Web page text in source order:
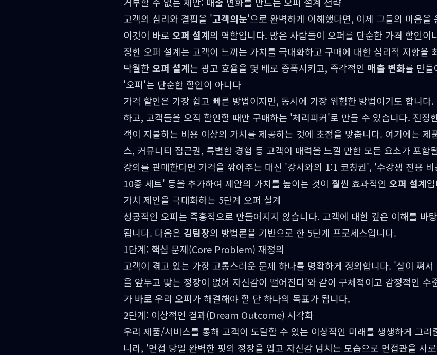
고객의 심리와 결핍을 '고객의눈'으로 완벽하게 이해했다면, 이제 그들의 마음을
이것이 바로 오퍼 설계의 역할입니다. 많은 사람들이 오퍼를 단순한 가격 할인
정한 오퍼 설계는 고객이 느끼는 가치를 극대화하고 구매에 대한 심리적 저항을
탁월한 오퍼 설계는 광고 효율을 몇 배로 증폭시키고, 즉각적인 매출 변화를 만
'오퍼'는 단순한 할인이 아니다
가격 할인은 가장 쉽고 빠른 방법이지만, 동시에 가장 위험한 방법이기도 합니다
하고, 고객들을 오직 할인할 때만 구매하는 '체리피커'로 만들 수 있습니다. 진정
객이 지불하는 비용 이상의 가치를 제공하는 것에 초점을 맞춥니다. 여기에는 제
스, 커뮤니티 접근권, 특별한 경험 등 고객이 매력을 느낄 만한 모든 요소가 포함
강의를 판매한다면 가격을 깎아주는 대신 '강사와의 1:1 코칭권', '수강생 전용
10종 세트' 등을 추가하여 제안의 가치를 높이는 것이 훨씬 효과적인 오퍼 설계
가치 제안을 극대화하는 5단계 오퍼 설계
성공적인 오퍼는 즉흥적으로 만들어지지 않습니다. 고객에 대한 깊은 이해를 바
됩니다. 다음은 김팀장의 방법론을 기반으로 한 5단계 프로세스입니다.
1단계: 핵심 문제(Core Problem) 재정의
고객이 겪고 있는 가장 고통스러운 문제 하나를 명확하게 정의합니다. '살이 쪄
을 앞두고 맞는 정장이 없어 자신감이 떨어진다'와 같이 구체적이고 감정적인 수
가 바로 우리 오퍼가 해결해야 할 단 하나의 목표가 됩니다.
2단계: 이상적인 결과(Dream Outcome) 시각화
우리 제품/서비스를 통해 고객이 도달할 수 있는 이상적인 미래를 생생하게 그
니라, '면접 당일 완벽한 핏의 정장을 입고 자신감 넘치는 모습으로 면접관을 사